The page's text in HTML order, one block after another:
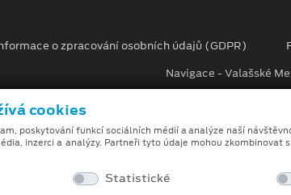
o zpracování osobních údajů (GDPR)
Navigace - Valašské
videí a obrázků na tomto webu je využíváno
(gen-AI).
s.r.o.
cookies
poskytování funkcí sociálních médií a analýze naší
inzerci a analýzy. Partneři tyto údaje mohou
Statistické